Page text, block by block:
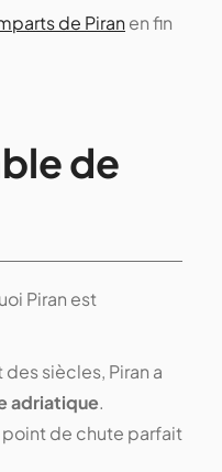
de Piranen fin
de
Piran est
siècles, Piran a
adriatique.
point de chute parfait